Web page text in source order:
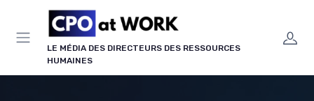
LE MÉDIA DES DIRECTEURS DES RESSOURCES
HUMAINES
Panneau de gestion des cookies